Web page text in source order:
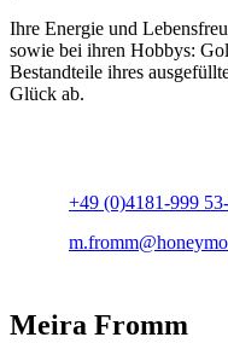
Ihre Energie und
sowie bei ihren Hobbys:
Bestandteile ihres
Glück ab.
+49 (0)4181-999
Meira Fromm